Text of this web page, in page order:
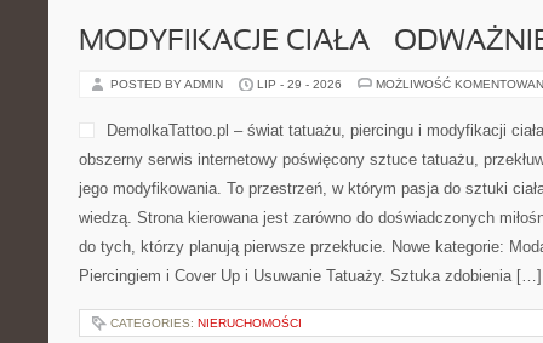
MODYFIKACJE CIAŁA –
POSTED BY ADMIN LIP - 29 - 2026 MOŻLIWOŚĆ
DemolkaTattoo.pl – świat tatuażu, piercingu i modyfikacji
obszerny serwis internetowy poświęcony sztuce tatuażu,
jego modyfikowania. To przestrzeń, w którym pasja do sztuki
wiedzą. Strona kierowana jest zarówno do doświadczonych
do tych, którzy planują pierwsze przekłucie. Nowe kategorie:
Piercingiem i Cover Up i Usuwanie Tatuaży. Sztuka zdobienia […]
CATEGORIES: NIERUCHOMOŚCI